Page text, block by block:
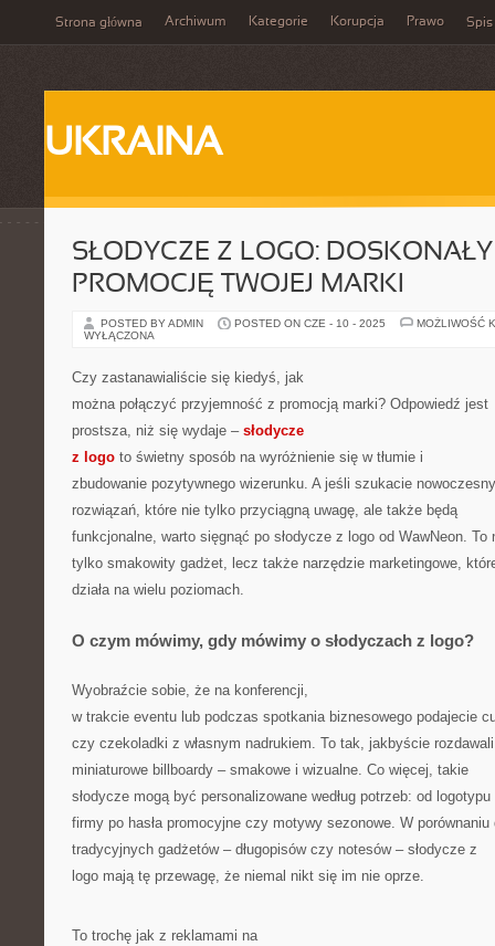
Strona główna Archiwum Kategorie Korupcja Prawo Spis
UKRAINA
SŁODYCZE Z LOGO:
PROMOCJĘ TWOJEJ MARKI
POSTED BY ADMIN POSTED ON CZE - 10 - 2025
MOŻLIWOŚĆ
WYŁĄCZONA
Czy zastanawialiście się kiedyś, jak
można połączyć przyjemność z promocją marki? Odpowiedź jest
prostsza, niż się wydaje – słodycze
z logo to świetny sposób na wyróżnienie się w tłumie i
zbudowanie pozytywnego wizerunku. A jeśli szukacie
rozwiązań, które nie tylko przyciągną uwagę, ale także będą
funkcjonalne, warto sięgnąć po słodycze z logo od WawNeon. To
tylko smakowity gadżet, lecz także narzędzie marketingowe,
działa na wielu poziomach.
O czym mówimy, gdy mówimy o słodyczach z logo?
Wyobraźcie sobie, że na konferencji,
w trakcie eventu lub podczas spotkania biznesowego podajecie
czy czekoladki z własnym nadrukiem. To tak, jakbyście rozdawali
miniaturowe billboardy – smakowe i wizualne. Co więcej, takie
słodycze mogą być personalizowane według potrzeb: od logotypu
firmy po hasła promocyjne czy motywy sezonowe. W porównaniu
tradycyjnych gadżetów – długopisów czy notesów – słodycze z
logo mają tę przewagę, że niemal nikt się im nie oprze.
To trochę jak z reklamami na